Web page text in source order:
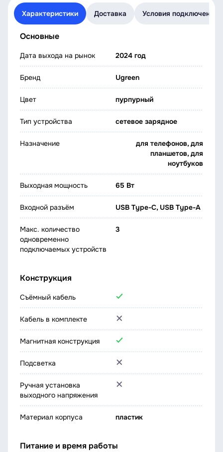
Характеристики Доставка Условия подключения
Основные
Дата выхода на рынок 2024 год
Бренд Ugreen
Цвет пурпурный
Тип устройства сетевое зарядное
Назначение
для телефонов, для
планшетов, для
ноутбуков
Выходная мощность 65 Вт
Входной разъём USB Type-C, USB Type-A
Макс. количество
одновременно
подключаемых устройств
3
Конструкция
Съёмный кабель
Кабель в комплекте
Магнитная конструкция
Подсветка
Ручная установка
выходного напряжения
Материал корпуса пластик
Питание и время работы